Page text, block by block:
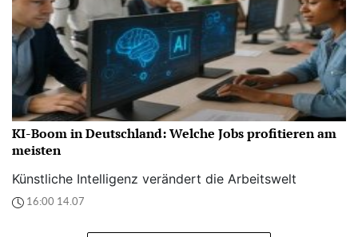
KI-Boom in Deutschland: Welche Jobs profitieren am
meisten
Künstliche Intelligenz verändert die Arbeitswelt
16:00 14.07